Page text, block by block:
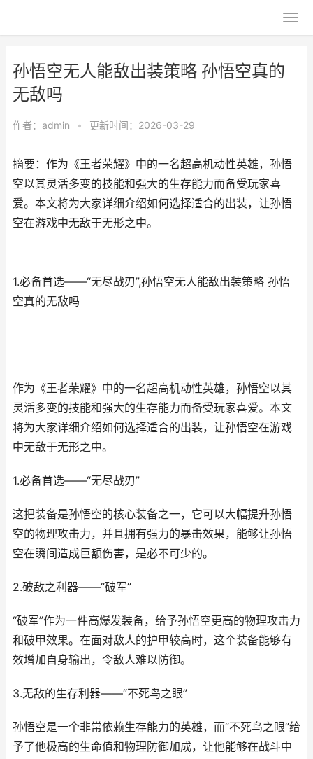
孙悟空无人能敌出装策略 孙悟空真的
无敌吗
作者： admin • 更新时间：2026-03-29
摘要：作为《王者荣耀》中的一名超高机动性英雄，孙悟
空以其灵活多变的技能和强大的生存能力而备受玩家喜
爱。本文将为大家详细介绍如何选择适合的出装，让孙悟
空在游戏中无敌于无形之中。
1.必备首选——“无尽战刃”,孙悟空无人能敌出装策略 孙悟
空真的无敌吗
作为《王者荣耀》中的一名超高机动性英雄，孙悟空以其
灵活多变的技能和强大的生存能力而备受玩家喜爱。本文
将为大家详细介绍如何选择适合的出装，让孙悟空在游戏
中无敌于无形之中。
1.必备首选——“无尽战刃”
这把装备是孙悟空的核心装备之一，它可以大幅提升孙悟
空的物理攻击力，并且拥有强力的暴击效果，能够让孙悟
空在瞬间造成巨额伤害，是必不可少的。
2.破敌之利器——“破军”
“破军”作为一件高爆发装备，给予孙悟空更高的物理攻击力
和破甲效果。在面对敌人的护甲较高时，这个装备能够有
效增加自身输出，令敌人难以防御。
3.无敌的生存利器——“不死鸟之眼”
孙悟空是一个非常依赖生存能力的英雄，而“不死鸟之眼”给
予了他极高的生命值和物理防御加成，让他能够在战斗中